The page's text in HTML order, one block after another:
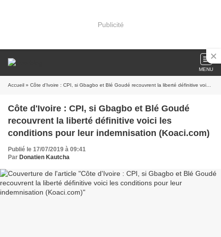
Publicité
MENU
Accueil » Côte d'Ivoire : CPI, si Gbagbo et Blé Goudé recouvrent la liberté définitive voici les conditions pour leur indemnisation (Koaci.com)
Côte d'Ivoire : CPI, si Gbagbo et Blé Goudé
recouvrent la liberté définitive voici les
conditions pour leur indemnisation (Koaci.com)
Publié le 17/07/2019 à 09:41
Par Donatien Kautcha